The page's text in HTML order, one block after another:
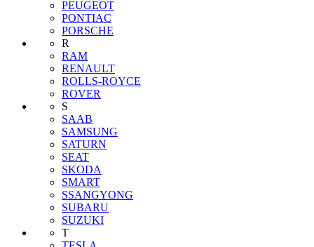
PEUGEOT
PONTIAC
PORSCHE
R
RAM
RENAULT
ROLLS-ROYCE
ROVER
S
SAAB
SAMSUNG
SATURN
SEAT
SKODA
SMART
SSANGYONG
SUBARU
SUZUKI
T